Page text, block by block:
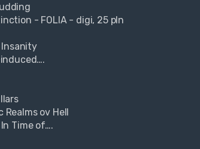
- FOLIA - digi, 25 pln
ov Hell
Time of….